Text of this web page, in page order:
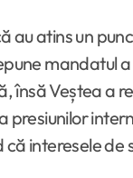
au atins un
mandatul
însă Veștea a
presiunilor
interesele de